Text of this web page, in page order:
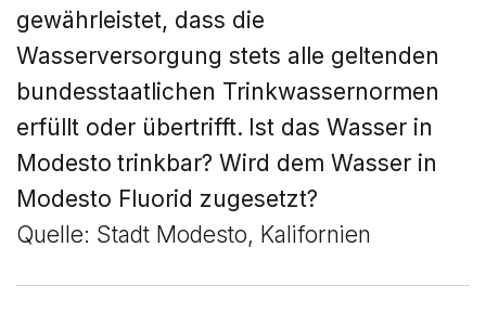
gewährleistet, dass die
Wasserversorgung stets alle geltenden
bundesstaatlichen Trinkwassernormen
erfüllt oder übertrifft. Ist das Wasser in
Modesto trinkbar? Wird dem Wasser in
Modesto Fluorid zugesetzt?
Quelle: Stadt Modesto, Kalifornien